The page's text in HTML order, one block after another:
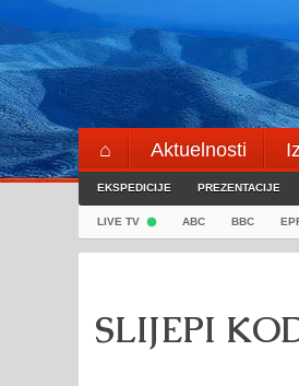
Skip
to
content
⌂ Aktuelnosti
Blogeri
⌖
EKSPEDICIJE PREZENTACIJE
LIVE TV ABC BBC
SLIJEPI